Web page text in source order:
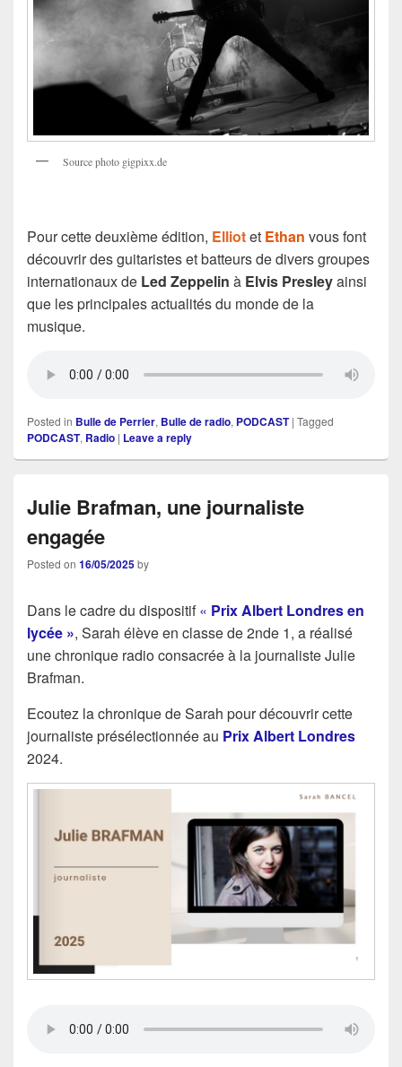
Source photo gigpixx.de
Pour cette deuxième édition, Elliotet Ethan vous font
découvrir des guitaristes et batteurs de divers groupes
internationaux de Led Zeppelin à Elvis Presleyainsi
que les principales actualités du monde de la
musique.
Posted in Bulle de Perrier, Bulle de radio, PODCAST | Tagged
PODCAST, Radio | Leave a reply
Julie Brafman, une journaliste
engagée
Posted on 16/05/2025by
Dans le cadre du dispositif« Prix Albert Londres en
lycée », Sarah élève en classe de 2nde 1, a réalisé
une chronique radio consacrée à la journaliste Julie
Brafman.
Ecoutez la chronique de Sarah pour découvrir cette
journaliste présélectionnée au PrixAlbert Londres
2024.